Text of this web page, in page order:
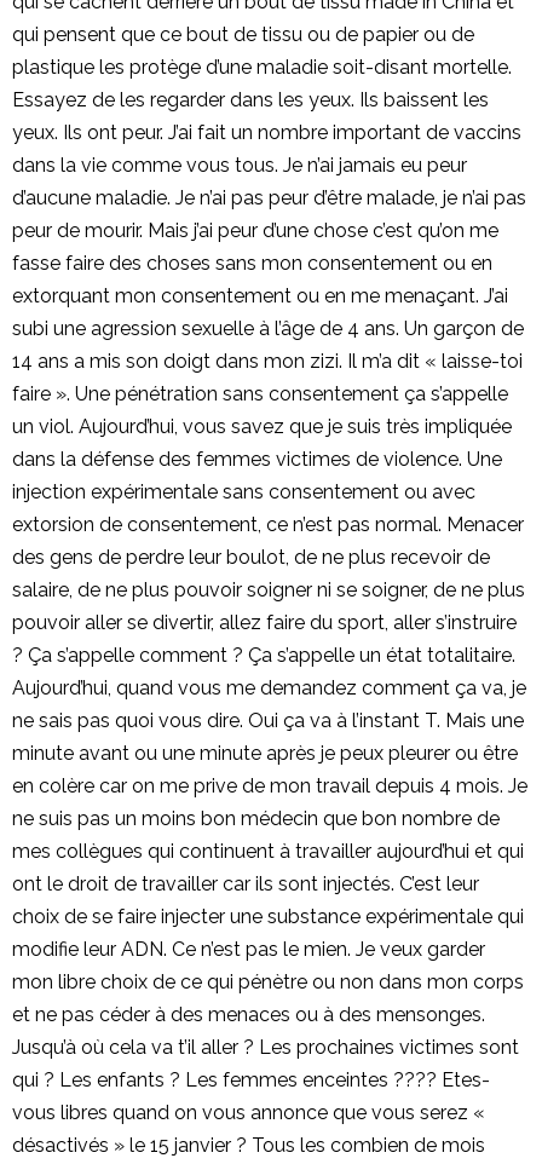
qui pensent que ce bout de tissu ou de papier ou de
plastique les protège d’une maladie soit-disant mortelle.
Essayez de les regarder dans les yeux. Ils baissent les
yeux. Ils ont peur. J’ai fait un nombre important de vaccins
dans la vie comme vous tous. Je n’ai jamais eu peur
d’aucune maladie. Je n’ai pas peur d’être malade, je n’ai pas
peur de mourir. Mais j’ai peur d’une chose c’est qu’on me
fasse faire des choses sans mon consentement ou en
extorquant mon consentement ou en me menaçant. J’ai
subi une agression sexuelle à l’âge de 4 ans. Un garçon de
14 ans a mis son doigt dans mon zizi. Il m’a dit « laisse-toi
faire ». Une pénétration sans consentement ça s’appelle
un viol. Aujourd’hui, vous savez que je suis très impliquée
dans la défense des femmes victimes de violence. Une
injection expérimentale sans consentement ou avec
extorsion de consentement, ce n’est pas normal. Menacer
des gens de perdre leur boulot, de ne plus recevoir de
salaire, de ne plus pouvoir soigner ni se soigner, de ne plus
pouvoir aller se divertir, allez faire du sport, aller s’instruire
? Ça s’appelle comment ? Ça s’appelle un état totalitaire.
Aujourd’hui, quand vous me demandez comment ça va, je
ne sais pas quoi vous dire. Oui ça va à l’instant T. Mais une
minute avant ou une minute après je peux pleurer ou être
en colère car on me prive de mon travail depuis 4 mois. Je
ne suis pas un moins bon médecin que bon nombre de
mes collègues qui continuent à travailler aujourd’hui et qui
ont le droit de travailler car ils sont injectés. C’est leur
choix de se faire injecter une substance expérimentale qui
modifie leur ADN. Ce n’est pas le mien. Je veux garder
mon libre choix de ce qui pénètre ou non dans mon corps
et ne pas céder à des menaces ou à des mensonges.
Jusqu’à où cela va t’il aller ? Les prochaines victimes sont
qui ? Les enfants ? Les femmes enceintes ???? Etes-
vous libres quand on vous annonce que vous serez «
désactivés » le 15 janvier ? Tous les combien de mois